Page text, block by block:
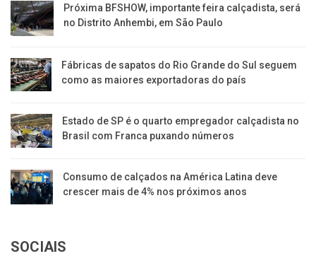
Próxima BFSHOW, importante feira calçadista, será
no Distrito Anhembi, em São Paulo
Fábricas de sapatos do Rio Grande do Sul seguem
como as maiores exportadoras do país
Estado de SP é o quarto empregador calçadista no
Brasil com Franca puxando números
Consumo de calçados na América Latina deve
crescer mais de 4% nos próximos anos
SOCIAIS